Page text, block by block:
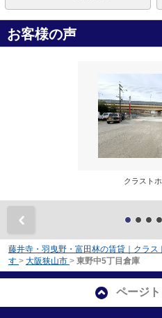
お客様の声
クラスト
藤井寺・羽曳野・富田林の賃貸｜クラス
す > 大阪狭山市 > 東野中5丁目倉庫
ページ